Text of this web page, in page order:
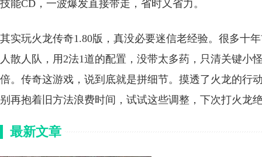
技能CD，一波爆发直接带走，省时又省力。
其实玩火龙传奇1.80版，真没必要迷信老经验。很多十
人散人队，用2法1道的配置，没带太多药，只清关键小
倍。传奇这游戏，说到底就是拼细节。摸透了火龙的行
别再抱着旧方法浪费时间，试试这些调整，下次打火龙
最新文章